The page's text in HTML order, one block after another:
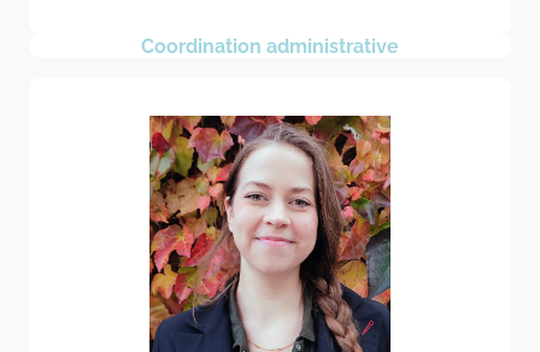
Coordination administrative